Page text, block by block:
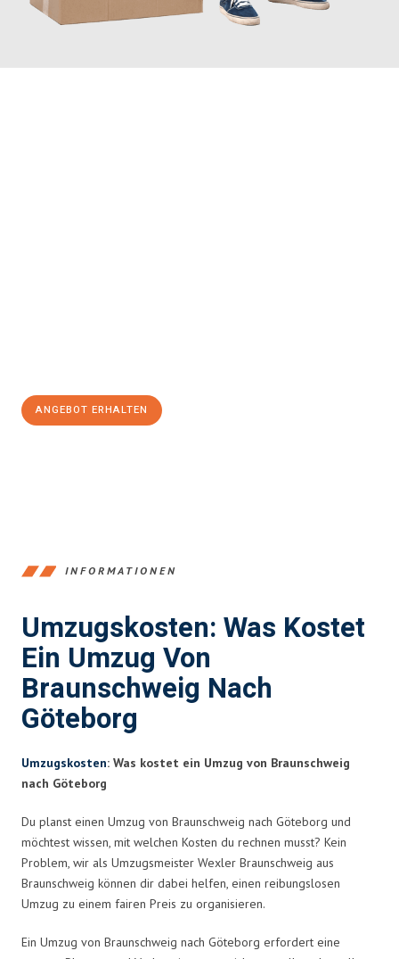
ANGEBOT ERHALTEN
INFORMATIONEN
Umzugskosten: Was Kostet
Ein Umzug Von
Braunschweig Nach
Göteborg
Umzugskosten: Was kostet ein Umzug von Braunschweig
nach Göteborg
Du planst einen Umzug von Braunschweig nach Göteborg und
möchtest wissen, mit welchen Kosten du rechnen musst? Kein
Problem, wir als Umzugsmeister Wexler Braunschweig aus
Braunschweig können dir dabei helfen, einen reibungslosen
Umzug zu einem fairen Preis zu organisieren.
Ein Umzug von Braunschweig nach Göteborg erfordert eine